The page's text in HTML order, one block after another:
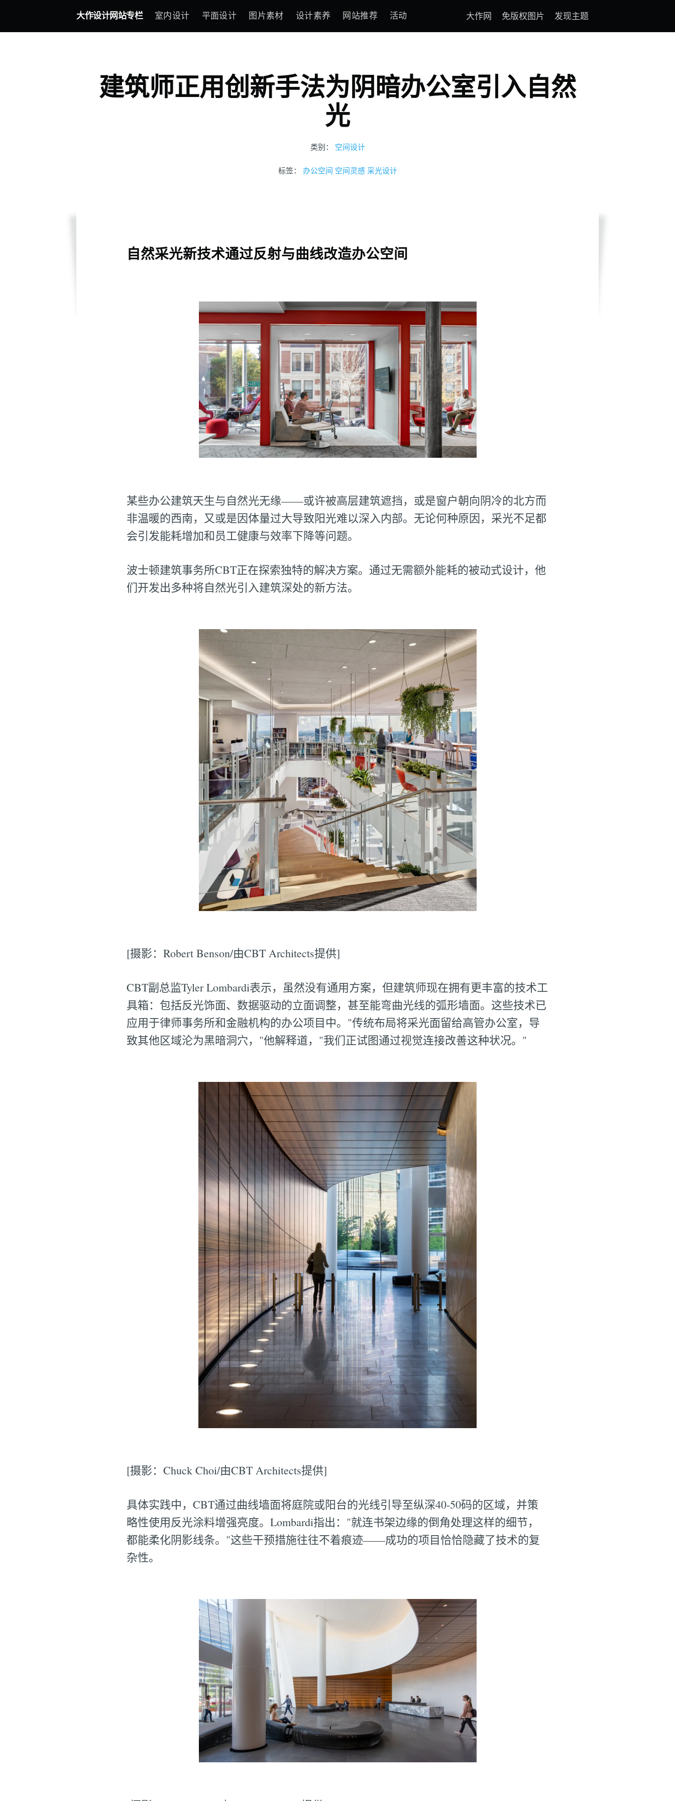
大作设计网站专栏 室内设计 平面设计 图片素材 设计素养 网站推荐 活动 大作网 免版权图片 发现主题
建筑师正用创新手法为阴暗办公室引入自然
光
类别： 空间设计
标签： 办公空间 空间灵感 采光设计
自然采光新技术通过反射与曲线改造办公空间
某些办公建筑天生与自然光无缘——或许被高层建筑遮挡，或是窗户朝向阴冷的北方而
非温暖的西南，又或是因体量过大导致阳光难以深入内部。无论何种原因，采光不足都
会引发能耗增加和员工健康与效率下降等问题。
波士顿建筑事务所CBT正在探索独特的解决方案。通过无需额外能耗的被动式设计，他
们开发出多种将自然光引入建筑深处的新方法。
[摄影：Robert Benson/由CBT Architects提供]
CBT副总监Tyler Lombardi表示，虽然没有通用方案，但建筑师现在拥有更丰富的技术工
具箱：包括反光饰面、数据驱动的立面调整，甚至能弯曲光线的弧形墙面。这些技术已
应用于律师事务所和金融机构的办公项目中。"传统布局将采光面留给高管办公室，导
致其他区域沦为黑暗洞穴，"他解释道，"我们正试图通过视觉连接改善这种状况。"
[摄影：Chuck Choi/由CBT Architects提供]
具体实践中，CBT通过曲线墙面将庭院或阳台的光线引导至纵深40-50码的区域，并策
略性使用反光涂料增强亮度。Lombardi指出："就连书架边缘的倒角处理这样的细节，
都能柔化阴影线条。"这些干预措施往往不着痕迹——成功的项目恰恰隐藏了技术的复
杂性。